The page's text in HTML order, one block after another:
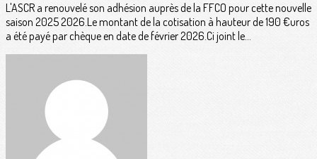
L'ASCR a renouvelé son adhésion auprès de la FFCO pour cette nouvelle
saison 2025 2026.Le montant de la cotisation à hauteur de 190 €uros
a été payé par chèque en date de février 2026.Ci joint le...